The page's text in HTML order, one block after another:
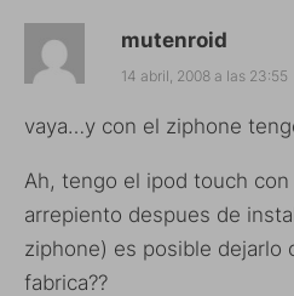
mutenroid
14 abril, 2008 a las 23:55
vaya…y con el ziphone
Ah, tengo el ipod touch con
arrepiento despues de
ziphone) es posible dejarlo
fabrica??